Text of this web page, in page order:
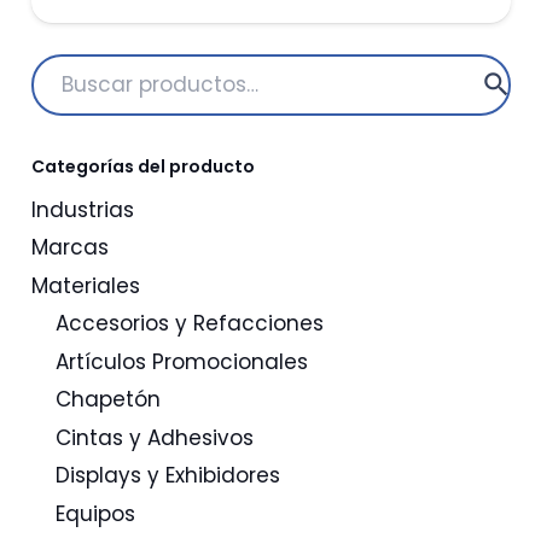
Buscar
por:
Categorías del producto
Industrias
Marcas
Materiales
Accesorios y Refacciones
Artículos Promocionales
Chapetón
Cintas y Adhesivos
Displays y Exhibidores
Equipos